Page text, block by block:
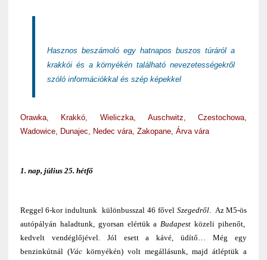
Hasznos beszámoló egy hatnapos buszos túráról a
krakkói és a környékén található nevezetességekről
szóló információkkal és szép képekkel
Orawka, Krakkó, Wieliczka, Auschwitz, Czestochowa,
Wadowice, Dunajec, Nedec vára, Zakopane, Árva vára
1. nap, július 25. hétfő
Reggel 6-kor indultunk különbusszal 46 fővel Szegedről. Az M5-ös
autópályán haladtunk, gyorsan elértük aBudapest közeli pihenőt,
kedvelt vendéglőjével. Jól esett a kávé, üdítő… Még egy
benzinkútnál (Vác környékén) volt megállásunk, majd átléptük a